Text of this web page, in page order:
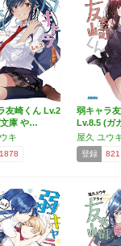
友崎くん Lv.2
庫 や…
キ
1878
弱キャラ
Lv.8.5 (ガ
屋久 ユウ
登録 821